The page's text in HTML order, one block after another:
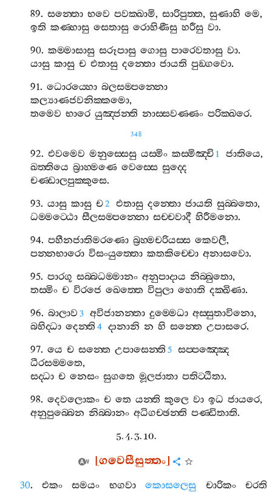
89.සන‍්තො භවෙ පවක‍්ඛාමි,සාරිපුත‍්ත,සුණාහි මෙ,
ඉති කණ‍්හාසු සෙතාසු රොහිණීසු හරීසු වා.
90.කම‍්මාසාසු සරූපාසු ගොසු පාරෙවතාසු වා.
යාසු කාසු ච එතාසු දන‍්තො ජායති පුඞ‍්ගවො.
91.ධොරය‍්හො බලසම‍්පන‍්නො
කල්‍යාණජවනික‍්කමො,
තමෙව භාරෙ යුඤ‍්ජන‍්ති නාස‍්සවණ‍්ණං පරික‍්ඛරෙ.
348
92.එවමෙව මනුස‍්සෙසු යස‍්මිං කස‍්මිඤ‍්චි 1 ජාතියෙ,
ඛත‍්තියෙ බ්‍රාහ‍්මණෙ වෙස‍්සෙ සුද‍්දෙ
චණ‍්ඩාලපුක‍්කුසෙ.
93.යාසු කාසු ච2 එතාසු දන‍්තො ජායති සුබ‍්බතො,
ධම‍්මට‍්ඨො සීලසම‍්පන‍්නො සච‍්චවාදී හිරීමනො.
94.පහීනජාතිමරණො බ්‍රහ‍්මචරියස‍්ස කෙවලී,
පන‍්නභාරො විසංයුත‍්තො කතකිච‍්චො අනාසවො.
95.පාරගූ සබ‍්බධම‍්මානං අනුපාදාය නිබ‍්බුතො,
තස‍්මිං ච විරජෙ ඛෙත‍්තෙ විපුලා හොති දක‍්ඛිණා.
96.බාලාව 3 අවිජානන‍්තා දුම‍්මෙධා අස‍්සුතාවිනො,
බහිද‍්ධා දෙන‍්ති 4 දානානි න හි සන‍්තෙ උපාසරෙ.
97.යෙ ච සන‍්තෙ උපාසෙන‍්ති 5
සප‍්පඤ‍්ඤෙ
ධීරසම‍්මතෙ,
සද‍්ධා ච නෙසං සුගතෙ මූලජාතා පතිට‍්ඨිතා.
98.දෙවලොකං ච තෙ යන‍්ති කුලෙ වා ඉධ ජායරෙ,
අනුපුබ‍්බෙන නිබ‍්බානං අධිගච‍්ඡන‍්ති පණ‍්ඩිතාති.
5. 4. 3. 10.
[ගවෙසීසුත‍්තං]
30.එකං සමයං භගවා කොසලෙසු චාරිකං
චරති